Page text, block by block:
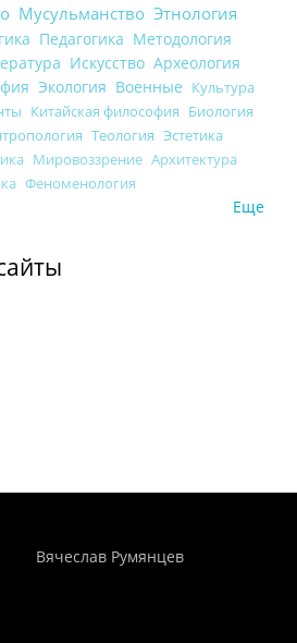
Мусульманство Этнология
Педагогика Методология
Искусство Археология
Экология Военные Культура
Китайская философия Биология
Теология Эстетика
Мировоззрение Архитектура
Феноменология
Еще
Вячеслав Румянцев